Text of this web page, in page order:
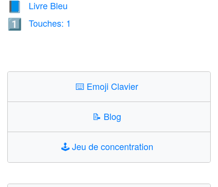
Livre Bleu
1️⃣ Touches: 1
⌨️ Emoji Clavier
📝 Blog
🕹️Jeu de concentration